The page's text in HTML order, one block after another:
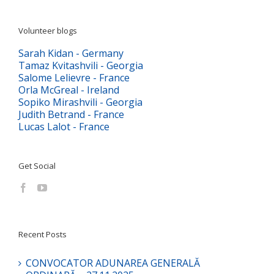
Volunteer blogs
Sarah Kidan - Germany
Tamaz Kvitashvili - Georgia
Salome Lelievre - France
Orla McGreal - Ireland
Sopiko Mirashvili - Georgia
Judith Betrand - France
Lucas Lalot - France
Get Social
Recent Posts
CONVOCATOR ADUNAREA GENERALĂ